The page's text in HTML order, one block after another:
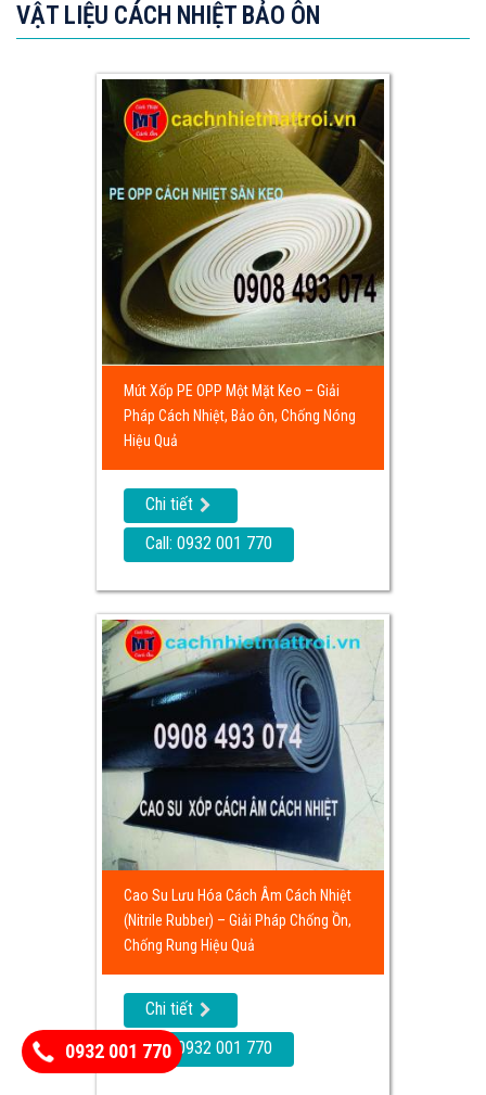
VẬT LIỆU CÁCH NHIỆT BẢO ÔN
Mút Xốp PE OPP Một Mặt Keo – Giải
Pháp Cách Nhiệt, Bảo ôn, Chống Nóng
Hiệu Quả
Chi tiết
Call: 0932 001 770
Cao Su Lưu Hóa Cách Âm Cách Nhiệt
(Nitrile Rubber) – Giải Pháp Chống Ồn,
Chống Rung Hiệu Quả
Chi tiết
Call: 0932 001 770
0932 001 770